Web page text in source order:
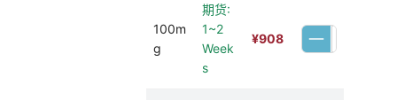
100m
g
期货:
1~2
Week
s
¥908